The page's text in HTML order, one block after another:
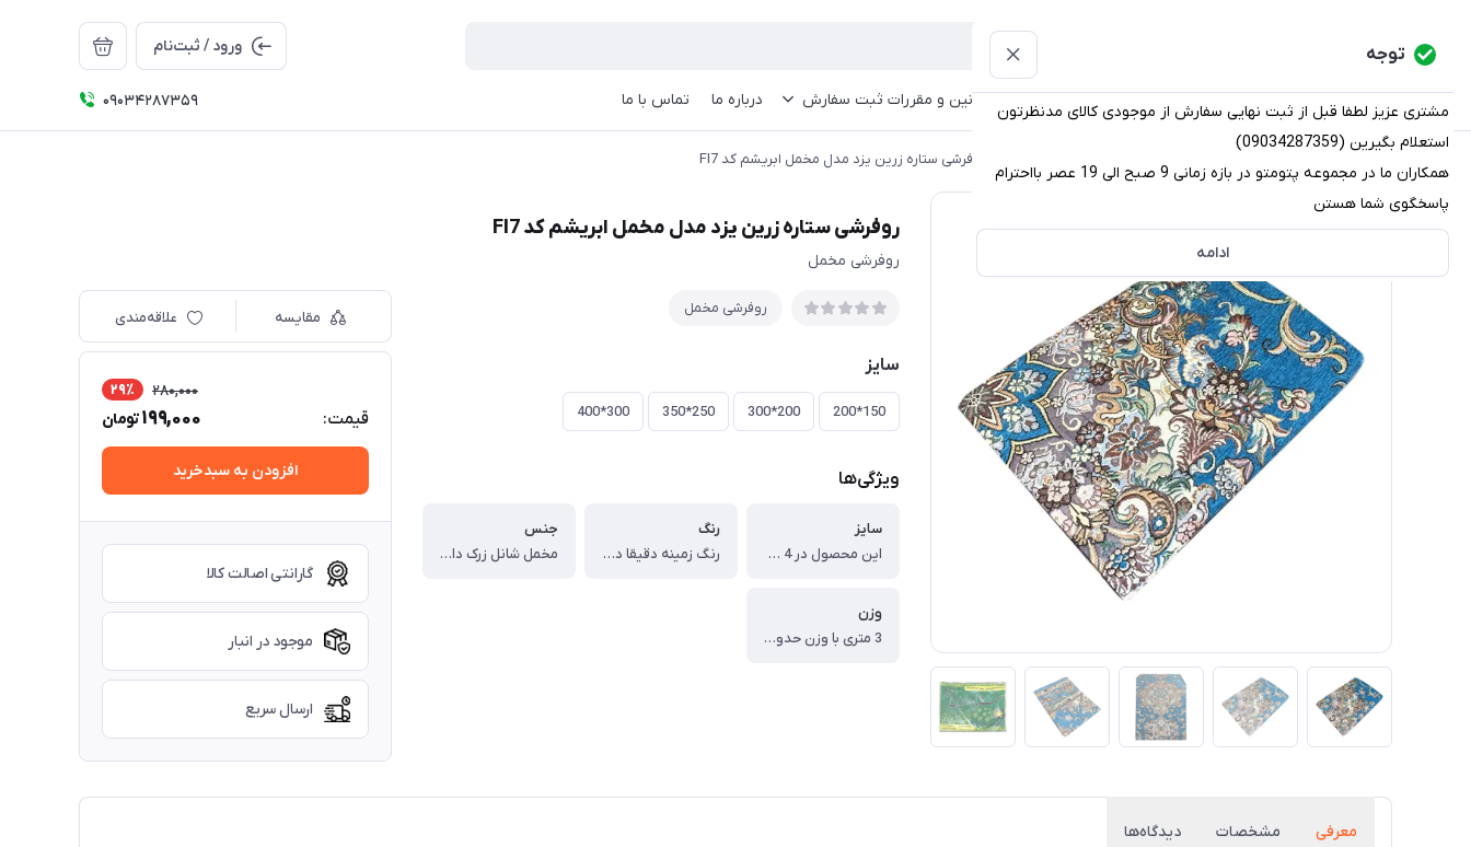
توجه
مشتری عزیز لطفا قبل از ثبت نهایی سفارش از موجودی کالای مدنظرتون
استعلام بگیرین (09034287359)
همکاران ما در مجموعه پتومتو در بازه زمانی 9 صبح الی 19 عصر بااحترام
پاسخگوی شما هستن
ادامه
ورود / ثبت‌نام
دسته‌بندی کالاها خانه دسته بندی محصولات قوانین و مقررات ثبت سفارش درباره ما تماس با ما 09034287359
روفرشی ستاره زرین یزد مدل مخمل ابریشم کد FI7
روفرشی ستاره زرین یزد مدل مخمل ابریشم کد FI7
روفرشی مخمل
روفرشی مخمل
سایز
150*200
200*300
250*350
300*400
ویژگی‌ها
سایز
این محصول در 4 سایز می باشد: ، 3 متری (150*200 سانتی متر) ، 6 متری (200*300 سانتی متر) ، 9 متری (250*350 سانتی متر) ، 12 متری (300*400 سانتی متر)
رنگ
رنگ زمینه دقیقا در تصویر مشخص است(رنگ غالب فیروزه ای)
جنس
مخمل شانل زرک دار (زرک ها از حنس ابریشم مصنوعی)
وزن
3 متری با وزن حدود 1600 گرم ، 6 متری با وزن حدود 2800 گرم ، 9 متری با وزن حدود 3800 گرم ، 12 متری با وزن حدود 4800 گرم
مقایسه علاقه‌مندی
قیمت:
280,000 29٪
199,000تومان
افزودن به سبدخرید
گارانتی اصالت کالا
موجود در انبار
ارسال سریع
معرفی مشخصات دیدگاه‌ها